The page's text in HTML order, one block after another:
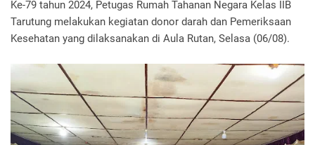
Ke-79 tahun 2024, Petugas Rumah Tahanan Negara Kelas IIB
Tarutung melakukan kegiatan donor darah dan Pemeriksaan
Kesehatan yang dilaksanakan di Aula Rutan, Selasa (06/08).